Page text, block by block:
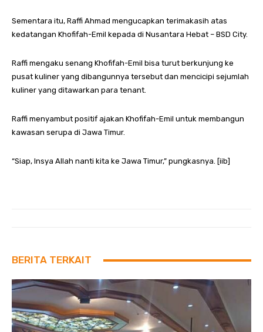
Sementara itu, Raffi Ahmad mengucapkan terimakasih atas
kedatangan Khofifah-Emil kepada di Nusantara Hebat – BSD City.
Raffi mengaku senang Khofifah-Emil bisa turut berkunjung ke
pusat kuliner yang dibangunnya tersebut dan mencicipi sejumlah
kuliner yang ditawarkan para tenant.
Raffi menyambut positif ajakan Khofifah-Emil untuk membangun
kawasan serupa di Jawa Timur.
“Siap, Insya Allah nanti kita ke Jawa Timur,” pungkasnya. [iib]
BERITA TERKAIT